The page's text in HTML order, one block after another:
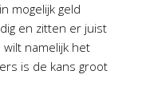
mogelijk geld
en zitten er juist
namelijk het
is de kans groot